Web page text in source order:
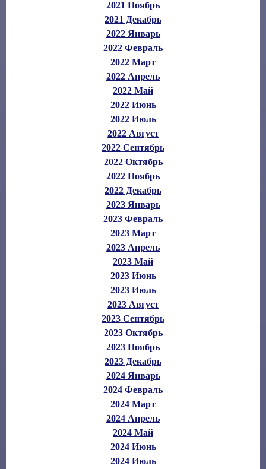
2021 Ноябрь
2021 Декабрь
2022 Январь
2022 Февраль
2022 Март
2022 Апрель
2022 Май
2022 Июнь
2022 Июль
2022 Август
2022 Сентябрь
2022 Октябрь
2022 Ноябрь
2022 Декабрь
2023 Январь
2023 Февраль
2023 Март
2023 Апрель
2023 Май
2023 Июнь
2023 Июль
2023 Август
2023 Сентябрь
2023 Октябрь
2023 Ноябрь
2023 Декабрь
2024 Январь
2024 Февраль
2024 Март
2024 Апрель
2024 Май
2024 Июнь
2024 Июль